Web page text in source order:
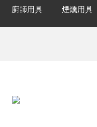
廚師用具 煙燻用具